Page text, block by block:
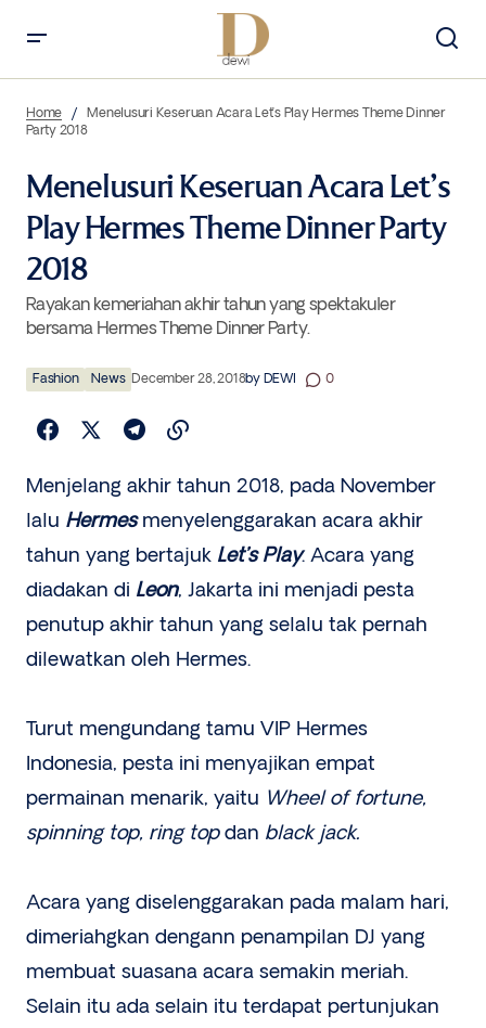
2018
Home
Menelusuri Keseruan Acara Let’s Play Hermes Theme Dinner
Party 2018
Menelusuri Keseruan Acara Let’s
Play Hermes Theme Dinner Party
2018
Rayakan kemeriahan akhir tahun yang spektakuler
bersama Hermes Theme Dinner Party.
Fashion News December 28, 2018by DEWI 0
Menjelang akhir tahun 2018, pada November
lalu Hermesmenyelenggarakan acara akhir
tahun yang bertajuk Let’s Play. Acara yang
diadakan di Leon, Jakarta ini menjadi pesta
penutup akhir tahun yang selalu tak pernah
dilewatkan oleh Hermes.
Turut mengundang tamu VIP Hermes
Indonesia, pesta ini menyajikan empat
permainan menarik, yaitu Wheel of fortune,
spinning top, ring topdan black jack.
Acara yang diselenggarakan pada malam hari,
dimeriahgkan dengann penampilan DJ yang
membuat suasana acara semakin meriah.
Selain itu ada selain itu terdapat pertunjukan